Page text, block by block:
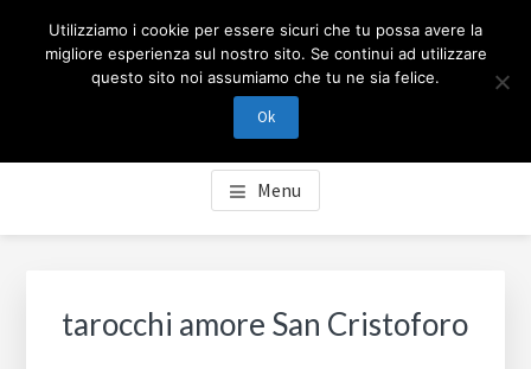
CARTOMANZIA MILANO
Cartomanzia Milano, cartomanzia telefonica in Amore,
Tarocchi, Affari, Sibille, Fortuna. Consulti Professionali
chiama per info.
Menu
tarocchi amore San Cristoforo
Utilizziamo i cookie per essere sicuri che tu possa avere la
migliore esperienza sul nostro sito. Se continui ad utilizzare
questo sito noi assumiamo che tu ne sia felice.
Ok